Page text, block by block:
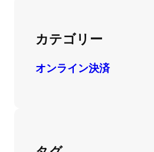
カテゴリー
オンライン決済